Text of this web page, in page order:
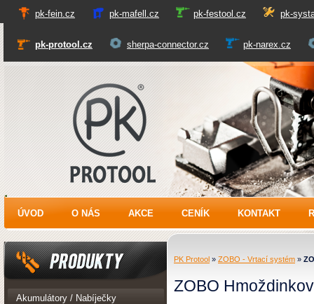
pk-fein.cz pk-mafell.cz pk-festool.cz pk-
pk-protool.cz sherpa-connector.cz pk-narex.cz
PK Protool
ÚVOD O NÁS AKCE CENÍK KONTAKT
Produkty
Akumulátory / Nabíječky
PK Protool » ZOBO - Vrtací systém »
ZOBO